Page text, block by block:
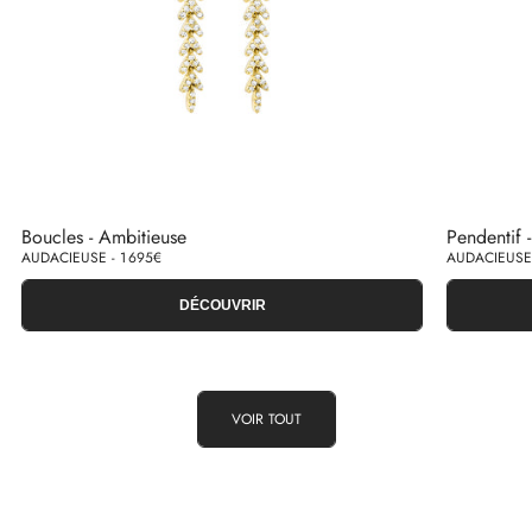
Boucles - Ambitieuse
AUDACIEUSE - 1 695€
DÉCOUVRIR
Pendentif
VOIR TOUT